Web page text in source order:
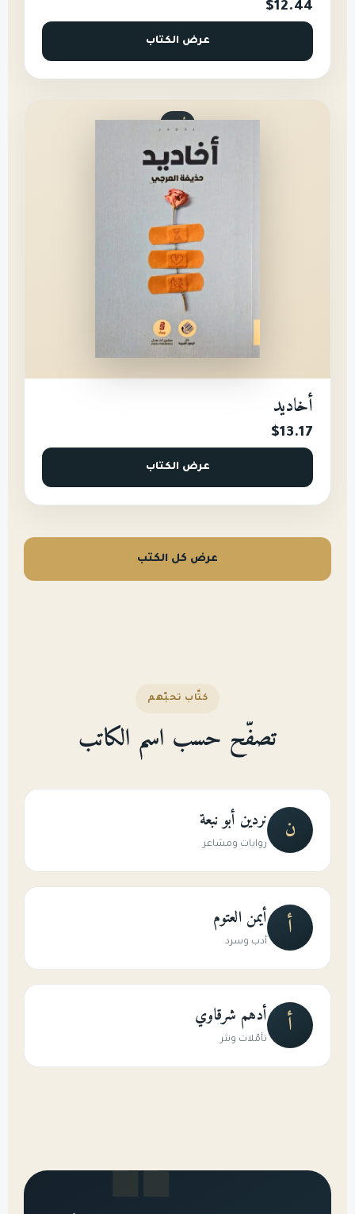
$12.44
عرض الكتاب
أخاديد
$13.17
عرض الكتاب
عرض كل الكتب
كتّاب تحبّهم
تصفّح حسب اسم الكاتب
ن نردين أبو نبعة
روايات ومشاعر
أ أيمن العتوم
أدب وسرد
أ أدهم شرقاوي
تأمّلات ونثر